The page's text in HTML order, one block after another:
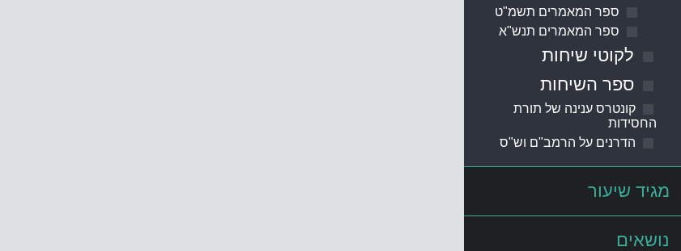
ספר המאמרים תשמ"ט
ספר המאמרים תנש"א
לקוטי שיחות
ספר השיחות
קונטרס ענינה של תורת
החסידות
הדרנים על הרמב"ם וש"ס
מגיד שיעור
נושאים